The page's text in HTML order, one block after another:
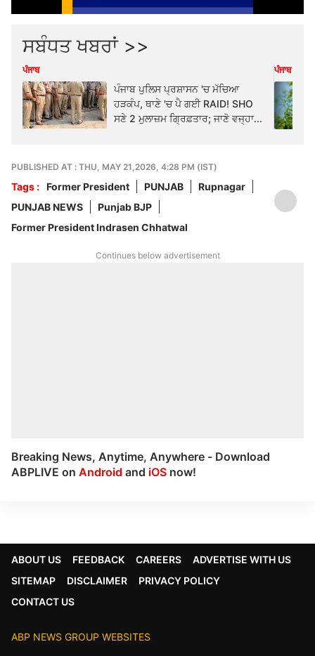
ਸਬੰਧਤ ਖਬਰਾਂ >>
ਪੰਜਾਬ
ਪੰਜਾਬ ਪੁਲਿਸ ਪ੍ਰਸ਼ਾਸਨ 'ਚ ਮੱਚਿਆ
ਹੜਕੰਪ, ਥਾਣੇ 'ਚ ਪੈ ਗਈ RAID! SHO
ਸਣੇ 2 ਮੁਲਾਜ਼ਮ ਗ੍ਰਿਫ਼ਤਾਰ; ਜਾਣੋ ਵਜ੍ਹਾ...
ਪੰਜਾਬ
PUBLISHED AT : THU, MAY 21,2026, 4:28 PM (IST)
Tags : Former President PUNJAB
Rupnagar
PUNJAB NEWS
Punjab BJP
Former President Indrasen Chhatwal
Continues below advertisement
Breaking News, Anytime, Anywhere - Download
ABPLIVE on Android and iOS now!
ABOUT US FEEDBACK CAREERS
ADVERTISE WITH US
SITEMAP
DISCLAIMER
PRIVACY POLICY
CONTACT US
ABP NEWS GROUP WEBSITES